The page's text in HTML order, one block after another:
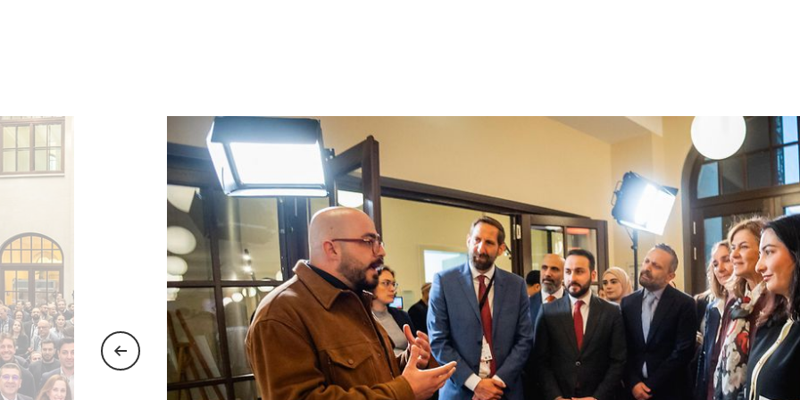
Zum vorherigen Slide wechseln